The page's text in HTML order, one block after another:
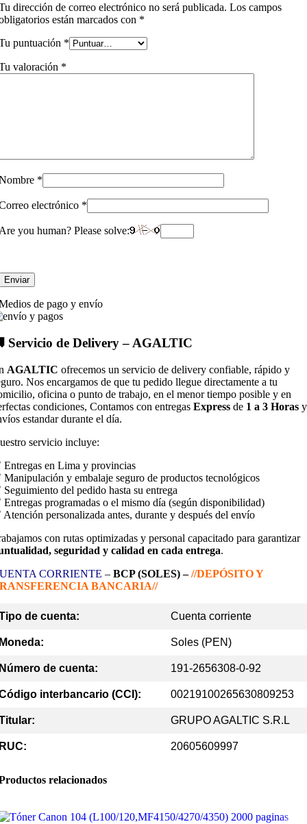
dirección de correo electrónico no será publicada. Los campos
están marcados con *
puntuación *
valoración *
*
electrónico *
you human? Please solve:
de pago y envío
Servicio de Delivery – AGALTIC
AGALTIC ofrecemos un servicio de delivery confiable, rápido y
Nos encargamos de que tu pedido llegue directamente a tu
oficina o punto de trabajo, en el menor tiempo posible y en
condiciones, Contamos con entregas Express de 1 a 3 Horas y
estandar durante el día.
servicio incluye:
Entregas en Lima y provincias
Manipulación y embalaje seguro de productos tecnológicos
Seguimiento del pedido hasta su entrega
Entregas programadas o el mismo día (según disponibilidad)
Atención personalizada antes, durante y después del envío
con rutas optimizadas y personal capacitado para garantizar
seguridad y calidad en cada entrega.
CORRIENTE – BCP (SOLES) –//DEPÓSITO Y
BANCARIA//
de cuenta: Cuenta corriente
Soles (PEN)
de cuenta: 191-2656308-0-92
interbancario (CCI): 00219100265630809253
GRUPO AGALTIC S.R.L
20605609997
relacionados